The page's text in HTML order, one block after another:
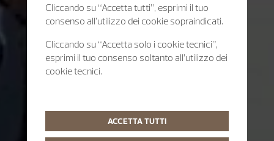
Cliccando su “Accetta tutti”, esprimi il tuo
consenso all’utilizzo dei cookie sopraindicati.
Cliccando su “Accetta solo i cookie tecnici”,
esprimi il tuo consenso soltanto all’utilizzo dei
cookie tecnici.
ACCETTA TUTTI